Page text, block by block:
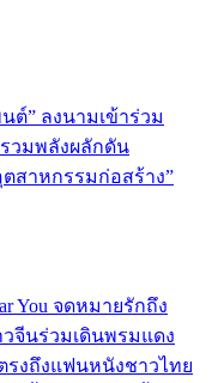
ต์” ลงนามเข้าร่วม
รวมพลังผลักดัน
ตสาหกรรมก่อสร้าง”
You จดหมายรักถึง
จีนร่วมเดินพรมแดง
รงถึงแฟนหนังชาวไทย